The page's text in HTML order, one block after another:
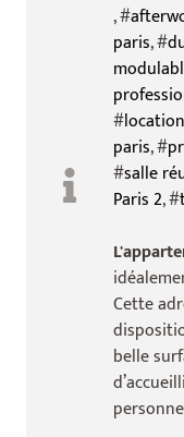
, #
paris, #
#
paris, #
#salle
Paris 2, #
Cette
belle